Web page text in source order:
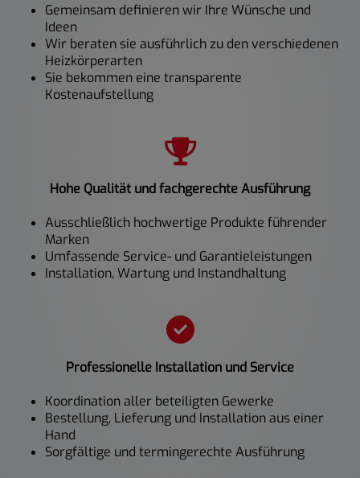
Gemeinsam definieren wir Ihre Wünsche und
Ideen
Wir beraten sie ausführlich zu den verschiedenen
Heizkörperarten
Sie bekommen eine transparente
Kostenaufstellung
Hohe Qualität und fachgerechte Ausführung
Ausschließlich hochwertige Produkte führender
Marken
Umfassende Service- und Garantieleistungen
Installation, Wartung und Instandhaltung
Professionelle Installation und Service
Koordination aller beteiligten Gewerke
Bestellung, Lieferung und Installation aus einer
Hand
Sorgfältige und termingerechte Ausführung